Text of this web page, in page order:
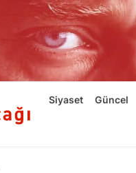
Siyaset Güncel